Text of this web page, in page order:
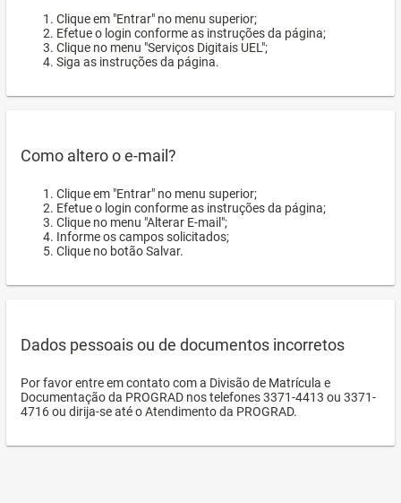
Clique em "Entrar" no menu superior;
Efetue o login conforme as instruções da página;
Clique no menu "Serviços Digitais UEL";
Siga as instruções da página.
Como altero o e-mail?
Clique em "Entrar" no menu superior;
Efetue o login conforme as instruções da página;
Clique no menu "Alterar E-mail";
Informe os campos solicitados;
Clique no botão Salvar.
Dados pessoais ou de documentos incorretos
Por favor entre em contato com a Divisão de Matrícula e
Documentação da PROGRAD nos telefones 3371-4413 ou 3371-
4716 ou dirija-se até o Atendimento da PROGRAD.